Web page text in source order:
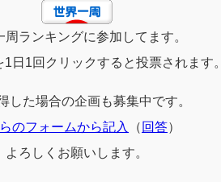
周ランキングに参加してます。
1日1回クリックすると投票されます。
した場合の企画も募集中です。
のフォームから記入
（ 回答）
よろしくお願いします。